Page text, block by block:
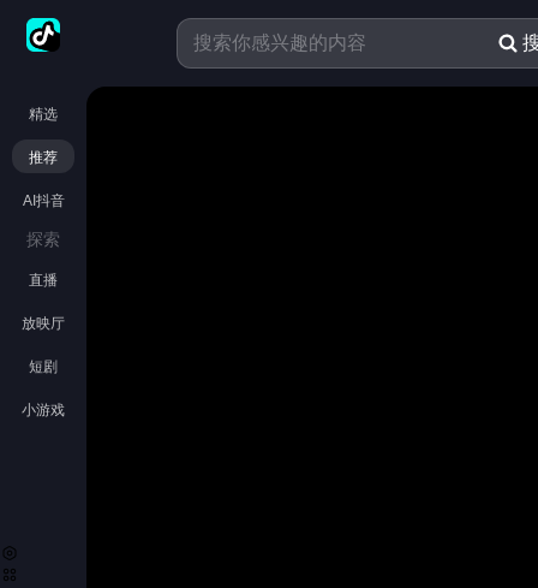
精选
推荐
AI抖音
探索
直播
放映厅
短剧
小游戏